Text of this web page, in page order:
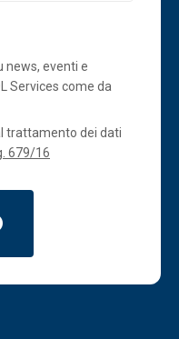
news, eventi e
Services come da
trattamento dei dati
679/16